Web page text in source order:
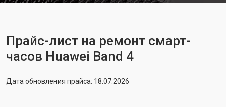
Прайс-лист на ремонт смарт-
часов Huawei Band 4
Дата обновления прайса: 18.07.2026